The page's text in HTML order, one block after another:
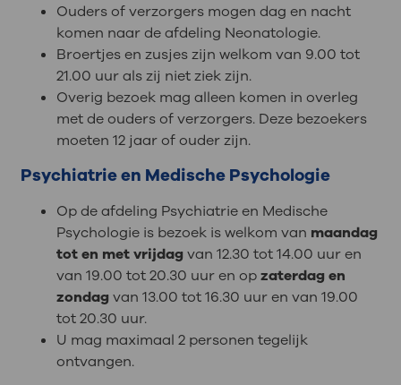
Ouders of verzorgers mogen dag en nacht
komen naar de afdeling Neonatologie.
Broertjes en zusjes zijn welkom van 9.00 tot
21.00 uur als zij niet ziek zijn.
Overig bezoek mag alleen komen in overleg
met de ouders of verzorgers. Deze bezoekers
moeten 12 jaar of ouder zijn.
Psychiatrie en Medische Psychologie
Op de afdeling Psychiatrie en Medische
Psychologie is bezoek is welkom van maandag
tot en met vrijdagvan 12.30 tot 14.00 uur en
van 19.00 tot 20.30 uur en opzaterdag en
zondagvan 13.00 tot 16.30 uur en van 19.00
tot 20.30 uur.
U mag maximaal 2 personen tegelijk
ontvangen.